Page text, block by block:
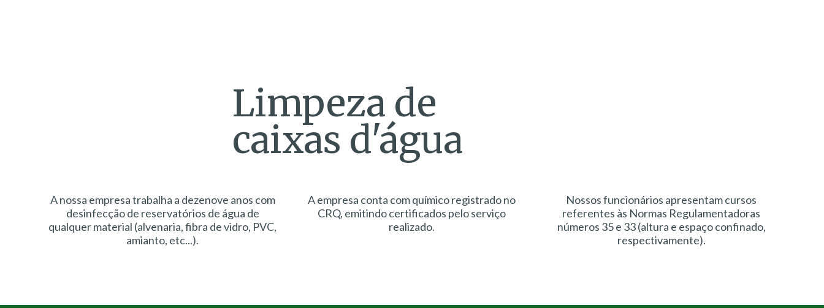
Limpeza de
caixas d'água
A nossa empresa trabalha a dezenove anos com
desinfecção de reservatórios de água de
qualquer material (alvenaria, fibra de vidro, PVC,
amianto, etc...).
A empresa conta com químico registrado no
CRQ, emitindo certificados pelo serviço
realizado.
Nossos funcionários apresentam cursos
referentes às Normas Regulamentadoras
números 35 e 33 (altura e espaço confinado,
respectivamente).